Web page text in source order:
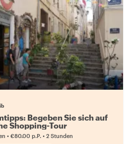
Begeben Sie sich auf
Shopping-Tour
• €80.00 p.P. • 2 Stunden